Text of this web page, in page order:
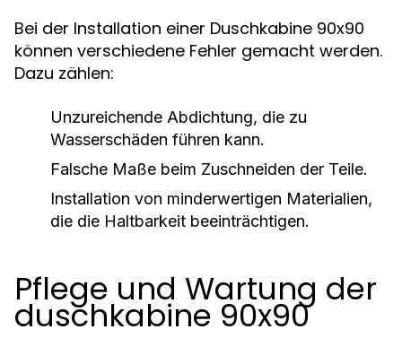
Bei der Installation einer Duschkabine 90x90
können verschiedene Fehler gemacht werden.
Dazu zählen:
Unzureichende Abdichtung, die zu
Wasserschäden führen kann.
Falsche Maße beim Zuschneiden der Teile.
Installation von minderwertigen Materialien,
die die Haltbarkeit beeinträchtigen.
Pflege und Wartung der
duschkabine 90x90